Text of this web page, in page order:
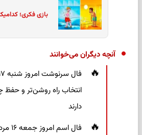
بازی فکری؛
آنچه دیگران می‌خوانند
انتخاب راه روشن‌تر و حفظ
دارند